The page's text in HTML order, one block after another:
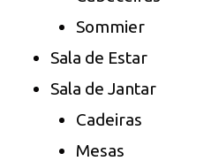
Sommier
Sala de Estar
Sala de Jantar
Cadeiras
Mesas